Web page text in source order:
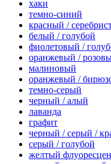
хаки
темно-синий
красный /
белый / голубой
фиолетовый /
оранжевый /
малиновый
оранжевый /
темно-серый
черный / алый
лаванда
графит
черный / серый /
серый / голубой
желтый